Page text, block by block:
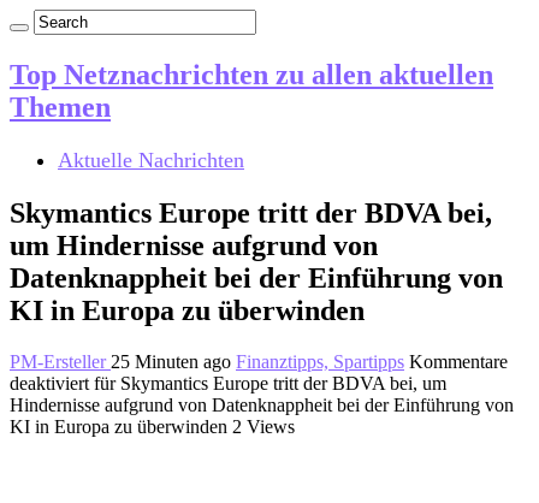
Top Netznachrichten zu allen aktuellen
Themen
Aktuelle Nachrichten
Skymantics Europe tritt der BDVA bei,
um Hindernisse aufgrund von
Datenknappheit bei der Einführung von
KI in Europa zu überwinden
PM-Ersteller 25 Minuten ago Finanztipps, Spartipps Kommentare
deaktiviert für Skymantics Europe tritt der BDVA bei, um
Hindernisse aufgrund von Datenknappheit bei der Einführung von
KI in Europa zu überwinden 2 Views